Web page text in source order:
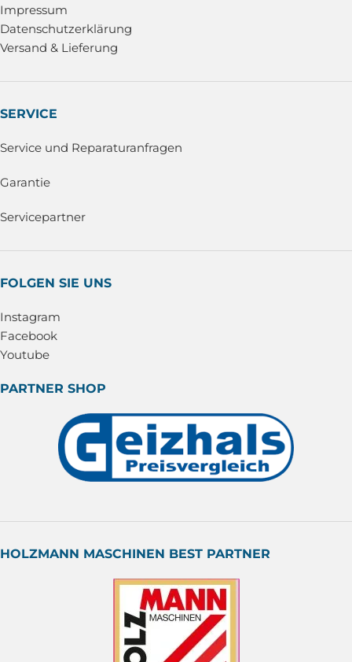
Impressum
Datenschutzerklärung
Versand & Lieferung
SERVICE
Service und Reparaturanfragen
Garantie
Servicepartner
FOLGEN SIE UNS
Instagram
Facebook
Youtube
PARTNER SHOP
HOLZMANN MASCHINEN BEST PARTNER